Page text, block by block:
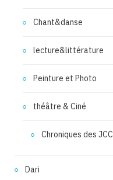
Chant&danse
lecture&littérature
Peinture et Photo
théâtre & Ciné
Chroniques des JCC
Dari